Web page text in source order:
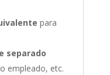
para
separado
empleado, etc.